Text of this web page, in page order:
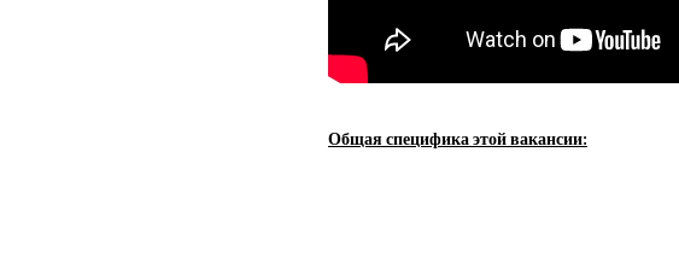
Общая специфика этой вакансии: